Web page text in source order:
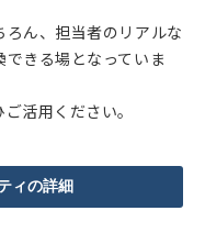
ん、担当者のリアルな
きる場となっていま
活用ください。
ィの詳細